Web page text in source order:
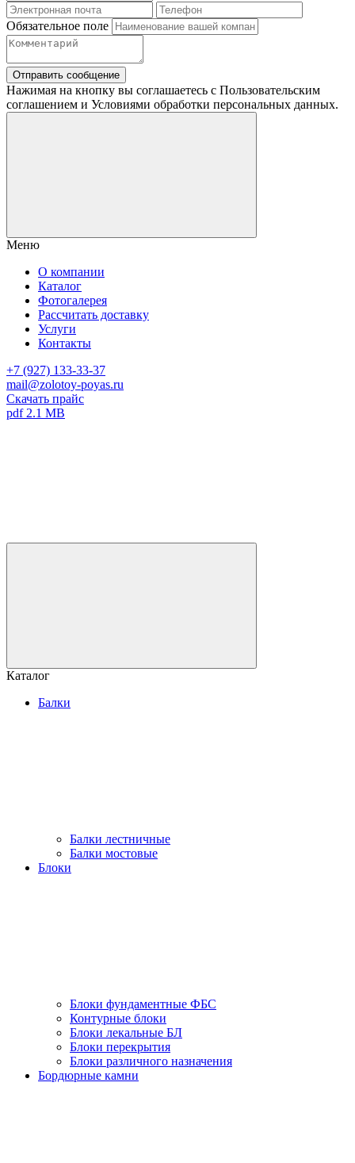
Обязательное поле
Отправить сообщение
Нажимая на кнопку вы соглашаетесь с Пользовательским
соглашением и Условиями обработки персональных данных.
Меню
О компании
Каталог
Фотогалерея
Рассчитать доставку
Услуги
Контакты
+7 (927) 133-33-37
mail@zolotoy-poyas.ru
Скачать прайс
pdf 2.1 MB
Каталог
Балки
Балки лестничные
Балки мостовые
Блоки
Блоки фундаментные ФБС
Контурные блоки
Блоки лекальные БЛ
Блоки перекрытия
Блоки различного назначения
Бордюрные камни